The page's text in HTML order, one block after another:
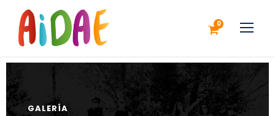
0
GALERÍA